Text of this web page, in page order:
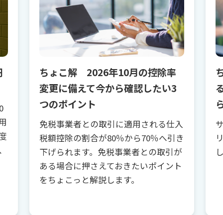
ちょこ解 2026年10月の控除率
変更に備えて今から確認したい3
つのポイント
免税事業者との取引に適用される仕入
税額控除の割合が80％から70％へ引き
下げられます。免税事業者との取引が
ある場合に押さえておきたいポイント
をちょこっと解説します。